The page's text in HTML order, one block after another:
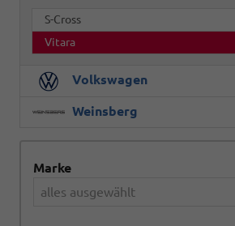
S-Cross
Vitara
Volkswagen
Weinsberg
Marke
alles ausgewählt